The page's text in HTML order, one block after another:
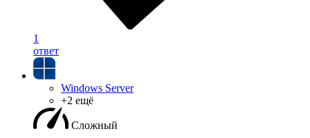
1
ответ
Windows Server
+2 ещё
Сложный